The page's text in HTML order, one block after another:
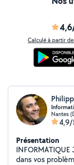
Calculé à partir
Nantes
4,9/
Présentation
dans vos